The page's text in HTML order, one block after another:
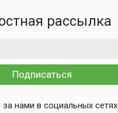
рассылка
Подписаться
за нами в социальных сетях